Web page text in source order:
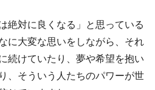
絶対に良くなる」と思っている
に大変な思いをしながら、それ
続けていたり、夢や希望を抱い
、そういう人たちのパワーが世